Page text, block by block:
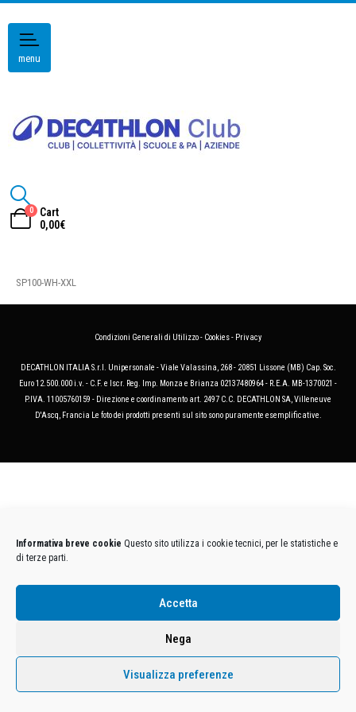
Informativa breve cookie Questo sito utilizza i cookie tecnici, per le statistiche e
di terze parti.
Accetta
Nega
Visualizza preferenze
menu
0
Cart
0,00€
SP100-WH-XXL
Condizioni Generali di Utilizzo- Cookies- Privacy
DECATHLON ITALIA S.r.l. Unipersonale - Viale Valassina, 268 - 20851 Lissone (MB) Cap. Soc.
Euro 12.500.000 i.v. - C.F. e Iscr. Reg. Imp. Monza e Brianza 02137480964 - R.E.A. MB-1370021 -
P.IVA. 11005760159 - Direzione e coordinamento art. 2497 C.C. DECATHLON SA, Villeneuve
D'Ascq, Francia Le foto dei prodotti presenti sul sito sono puramente esemplificative.